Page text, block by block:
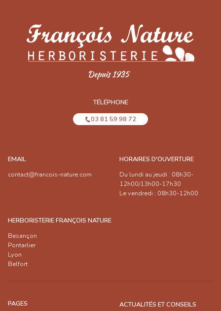
TÉLÉPHONE
03 81 59 98 72
EMAIL
contact@francois-nature.com
HORAIRES D'OUVERTURE
Du lundi au jeudi : 08h30-
12h00/13h00-17h30
Le vendredi : 08h30-12h00
HERBORISTERIE FRANÇOIS NATURE
Besançon
Pontarlier
Lyon
Belfort
PAGES
ACTUALITÉS ET CONSEILS